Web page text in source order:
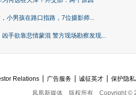
小男孩在路口指路，7位摄影师...
手欲靠悲情蒙混 警方现场勘察发现...
Relations 广告服务 诚征英才 保护隐
凤凰新媒体
版权所有 Copyright ©